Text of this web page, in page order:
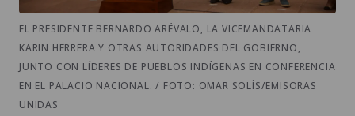
EL PRESIDENTE BERNARDO ARÉVALO, LA VICEMANDATARIA
KARIN HERRERA Y OTRAS AUTORIDADES DEL GOBIERNO,
JUNTO CON LÍDERES DE PUEBLOS INDÍGENAS EN CONFERENCIA
EN EL PALACIO NACIONAL. / FOTO: OMAR SOLÍS/EMISORAS
UNIDAS